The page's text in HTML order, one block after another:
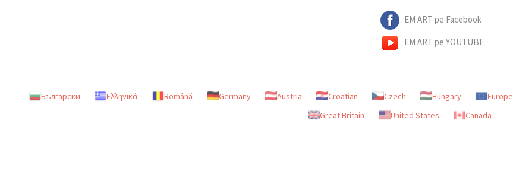
EM ART pe Facebook
EM ART pe YOUTUBE
Български Ελληνικά Română Germany Austria Croatian Czech Hungary Europe
Great Britain
United States Canada